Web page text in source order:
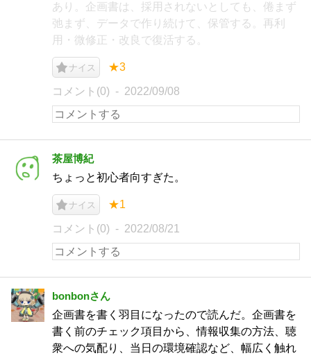
あり。企画書は、採用されないとしても、倦まず
弛まず、データで作り続けて、保管する。再利
用・微修正・改良で復活する。
ナイス ★3
コメント(0) 2022/09/08
茶屋博紀
ちょっと初心者向すぎた。
ナイス ★1
コメント(0) 2022/08/21
bonbonさん
企画書を書く羽目になったので読んだ。企画書を
書く前のチェック項目から、情報収集の方法、聴
衆への気配り、当日の環境確認など、幅広く触れ